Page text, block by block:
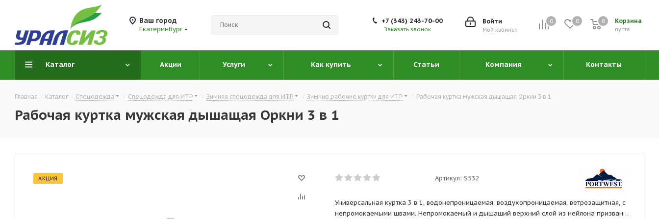
Ваш город
Екатеринбург
0 0 Корзина
0
пуста
0
Войти
Мой кабинет
+7 (343) 243-70-00
Заказать звонок
Каталог Акции Услуги Как купить Статьи Компания Контакты
Главная - Каталог - Спецодежда - Спецодежда для ИТР - Зимняя спецодежда для ИТР - Зимние рабочие куртки для ИТР - Рабочая куртка мужская дышащая Оркни 3 в 1
Рабочая куртка мужская дышащая Оркни 3 в 1
АКЦИЯ Артикул: S532
Универсальная куртка 3 в 1, водонепроницаемая, воздухопроницаемая, ветрозащитная, с
непромокаемыми швами. Непромокаемый и дышащий верхний слой из нейлона призван